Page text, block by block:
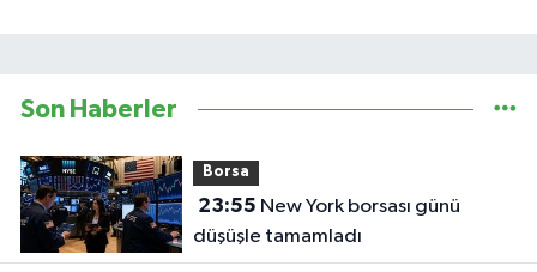
Son Haberler
Borsa
23:55
düşüşle tamamladı